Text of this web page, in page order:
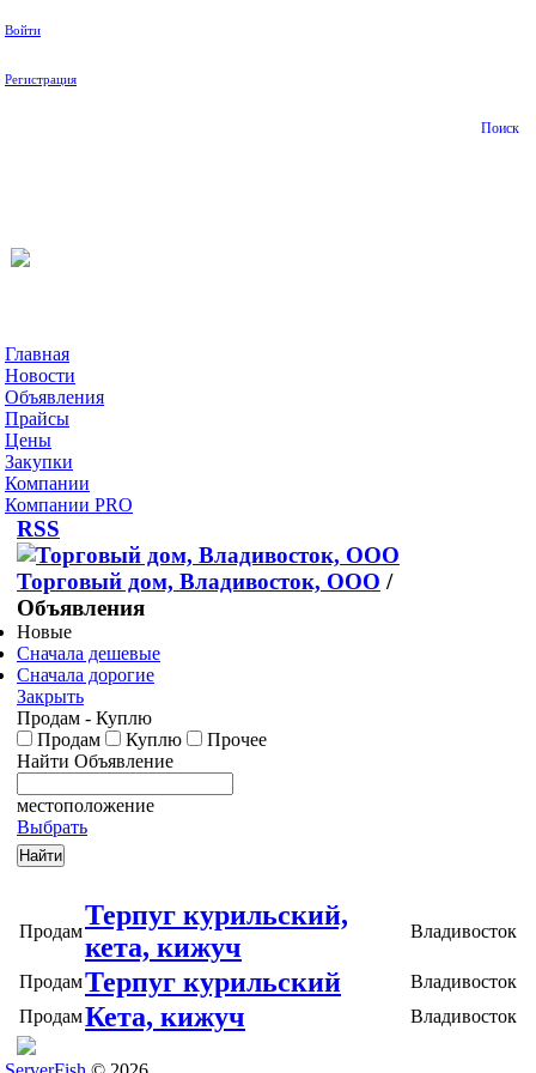
Войти
Регистрация
Поиск
Главная
Новости
Объявления
Прайсы
Цены
Закупки
Компании
Компании PRO
RSS
Торговый дом, Владивосток, ООО /
Объявления
Новые
Сначала дешевые
Сначала дорогие
Закрыть
Продам - Куплю
Продам
Куплю
Прочее
Найти Объявление
местоположение
Выбрать
Продам
Терпуг курильский,
кета, кижуч
Владивосток
ПродамТерпуг курильский
Владивосток
ПродамКета, кижуч Владивосток